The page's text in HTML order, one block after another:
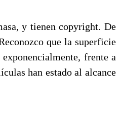
y tienen copyright. De
que la superficie
frente a
han estado al alcance